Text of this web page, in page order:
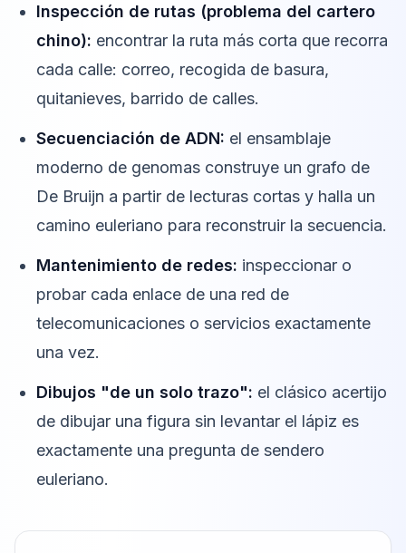
Inspección de rutas (problema del cartero
chino): encontrar la ruta más corta que recorra
cada calle: correo, recogida de basura,
quitanieves, barrido de calles.
Secuenciación de ADN: el ensamblaje
moderno de genomas construye un grafo de
De Bruijn a partir de lecturas cortas y halla un
camino euleriano para reconstruir la secuencia.
Mantenimiento de redes: inspeccionar o
probar cada enlace de una red de
telecomunicaciones o servicios exactamente
una vez.
Dibujos "de un solo trazo": el clásico acertijo
de dibujar una figura sin levantar el lápiz es
exactamente una pregunta de sendero
euleriano.